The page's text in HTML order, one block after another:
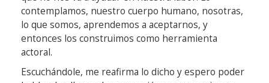
contemplamos, nuestro cuerpo humano, nosotras,
lo que somos, aprendemos a aceptarnos, y
entonces los construimos como herramienta
actoral.
Escuchándole, me reafirma lo dicho y espero poder